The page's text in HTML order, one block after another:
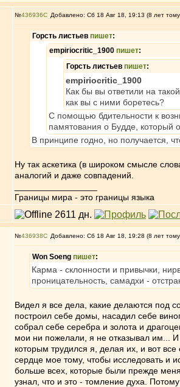
№436936 Добавлено: Сб 18 Авг 18, 19:13 (8 лет
Горсть листьев пишет:
empiriocritic_1900 пишет:
Горсть листьев пишет:
empiriocritic_1900
Как бы вы ответили на
как вы с ними боретесь?
С помощью бдительности к
памятования о Будде, который
В принципе годно, но получается,
Ну так аскетика (в широком смысле
аналогий и даже совпадений.
Границы мира - это границы языка
№436938 Добавлено: Сб 18 Авг 18, 19:28 (8 лет
Won Soeng пишет:
Карма - склонности и привычки,
проницательность, самадхи -
Видел я все дела, какие делаются под
построил себе домы, насадил себе
собрал себе серебра и золота и
мои ни пожелали, я не отказывал им...
которым трудился я, делая их, и вот
сердце мое тому, чтобы исследовать и
больше всех, которые были прежде
узнал, что и это - томление духа.